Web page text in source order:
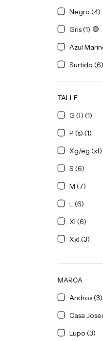
Negro (4)
Gris (1)
Azul
Surtido (6)
TALLE
G (l) (1)
P (s) (1)
Xg/eg (xl)
S (6)
M (7)
L (6)
Xl (6)
Xxl (3)
MARCA
Andros (3)
Casa
Lupo (3)